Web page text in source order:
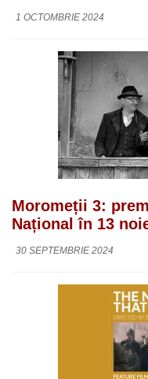
1 OCTOMBRIE 2024
Moromeții 3:
Național în 13
30 SEPTEMBRIE 2024